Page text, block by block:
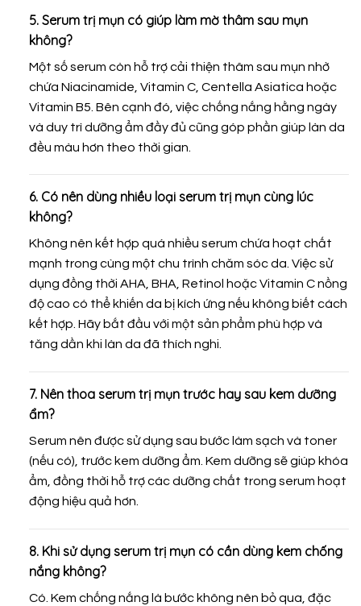
5. Serum trị mụn có giúp làm mờ thâm sau mụn
không?
Một số serum còn hỗ trợ cải thiện thâm sau mụn nhờ
chứa Niacinamide, Vitamin C, Centella Asiatica hoặc
Vitamin B5. Bên cạnh đó, việc chống nắng hằng ngày
và duy trì dưỡng ẩm đầy đủ cũng góp phần giúp làn da
đều màu hơn theo thời gian.
6. Có nên dùng nhiều loại serum trị mụn cùng lúc
không?
Không nên kết hợp quá nhiều serum chứa hoạt chất
mạnh trong cùng một chu trình chăm sóc da. Việc sử
dụng đồng thời AHA, BHA, Retinol hoặc Vitamin C nồng
độ cao có thể khiến da bị kích ứng nếu không biết cách
kết hợp. Hãy bắt đầu với một sản phẩm phù hợp và
tăng dần khi làn da đã thích nghi.
7. Nên thoa serum trị mụn trước hay sau kem dưỡng
ẩm?
Serum nên được sử dụng sau bước làm sạch và toner
(nếu có), trước kem dưỡng ẩm. Kem dưỡng sẽ giúp khóa
ẩm, đồng thời hỗ trợ các dưỡng chất trong serum hoạt
động hiệu quả hơn.
8. Khi sử dụng serum trị mụn có cần dùng kem chống
nắng không?
Có. Kem chống nắng là bước không nên bỏ qua, đặc